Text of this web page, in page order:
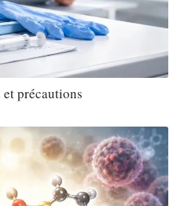
précautions